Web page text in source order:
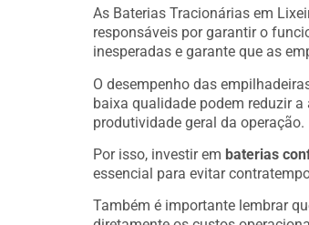
As Baterias Tracionárias em
responsáveis por garantir o
inesperadas e garante que as
O desempenho das
baixa qualidade podem reduzir
produtividade geral da operação.
Por isso, investir em baterias
essencial para evitar
Também é importante lembrar